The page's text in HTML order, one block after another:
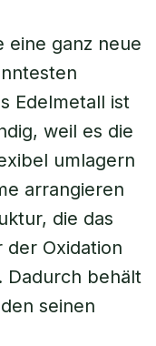
eine ganz neue
Edelmetall ist
weil es die
umlagern
arrangieren
die das
Oxidation
Dadurch behält
seinen